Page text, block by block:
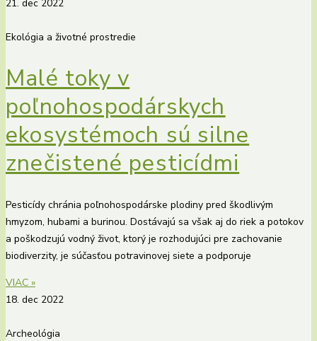
21. dec 2022
Ekológia a životné prostredie
Malé toky v
poľnohospodárskych
ekosystémoch sú silne
znečistené pesticídmi
Pesticídy chránia poľnohospodárske plodiny pred škodlivým
hmyzom, hubami a burinou. Dostávajú sa však aj do riek a potokov
a poškodzujú vodný život, ktorý je rozhodujúci pre zachovanie
biodiverzity, je súčasťou potravinovej siete a podporuje
VIAC »
18. dec 2022
Archeológia